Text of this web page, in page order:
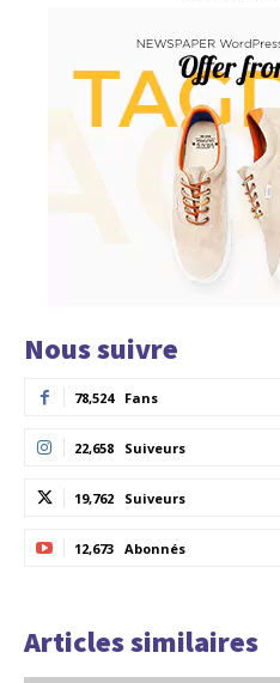
Nous suivre
78,524 Fans
22,658 Suiveurs
19,762 Suiveurs
12,673 Abonnés
Articles similaires